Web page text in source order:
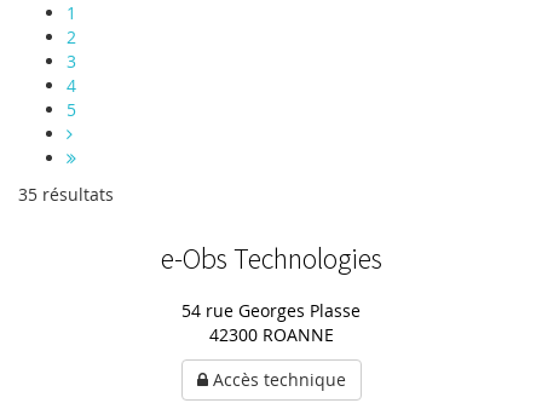
1
2
3
4
5
35 résultats
e-Obs Technologies
54 rue Georges Plasse
42300 ROANNE
Accès technique